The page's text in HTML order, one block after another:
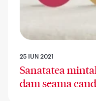
25 IUN 2021
Sanatatea
dam seama